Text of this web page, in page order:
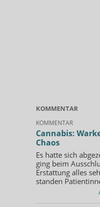
KOMMENTAR
KOMMENTAR
Cannabis:
Chaos
Es hatte sich
ging beim
Erstattung alles
standen